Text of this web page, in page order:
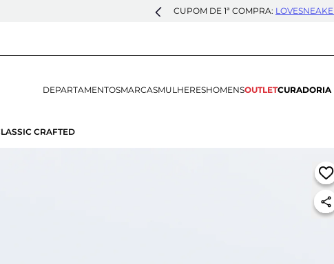
CUPOM DE 1ª COMPRA:
DEPARTAMENTOSMARCASMULHERESHOMENSOUTLETCURADORIA
CRAFTED